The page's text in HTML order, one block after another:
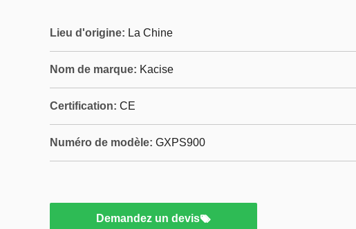
Lieu d'origine: La Chine
Nom de marque: Kacise
Certification: CE
Numéro de modèle: GXPS900
Demandez un devis